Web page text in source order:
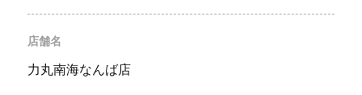
店舗名
力丸南海なんば店